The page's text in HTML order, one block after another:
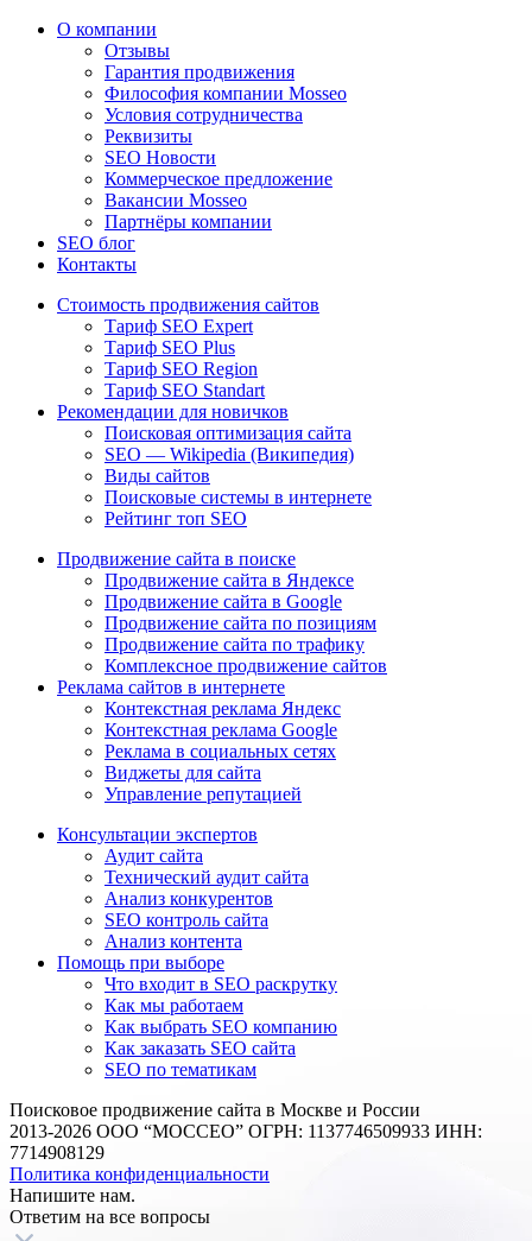
О компании
Отзывы
Гарантия продвижения
Философия компании Mosseo
Условия сотрудничества
Реквизиты
SEO Новости
Коммерческое предложение
Вакансии Mosseo
Партнёры компании
SEO блог
Контакты
Стоимость продвижения сайтов
Тариф SEO Expert
Тариф SEO Plus
Тариф SEO Region
Тариф SEO Standart
Рекомендации для новичков
Поисковая оптимизация сайта
SEO — Wikipedia (Википедия)
Виды сайтов
Поисковые системы в интернете
Рейтинг топ SEO
Продвижение сайта в поиске
Продвижение сайта в Яндексе
Продвижение сайта в Google
Продвижение сайта по позициям
Продвижение сайта по трафику
Комплексное продвижение сайтов
Реклама сайтов в интернете
Контекстная реклама Яндекс
Контекстная реклама Google
Реклама в социальных сетях
Виджеты для сайта
Управление репутацией
Консультации экспертов
Аудит сайта
Технический аудит сайта
Анализ конкурентов
SEO контроль сайта
Анализ контента
Помощь при выборе
Что входит в SEO раскрутку
Как мы работаем
Как выбрать SEO компанию
Как заказать SEO сайта
SEO по тематикам
Поисковое продвижение сайта в Москве и России
2013-2026 ООО “МОССЕО” ОГРН: 1137746509933 ИНН:
7714908129
Политика конфиденциальности
Напишите нам.
Ответим на все вопросы